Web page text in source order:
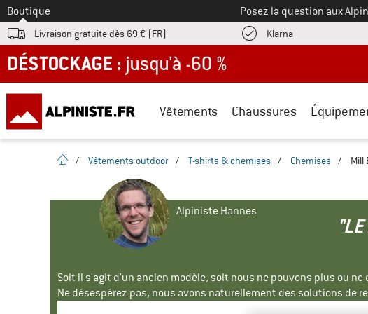
Vers le
Boutique Posez la question aux
Livraison gratuite dès 69 € (FR) KlarnaTrouve les
DÉSTOCKAGE : jusqu'à -60 %
Vêtements Chaussures
Page d'accueil
/ Vêtements outdoor / T-shirts & chemises / Chemises / Mill
Alpiniste Hannes
Soit il s'agit d'un ancien modèle, soit nous ne pouvons plus ou
Ne désespérez pas, nous avons naturellement des solutions de